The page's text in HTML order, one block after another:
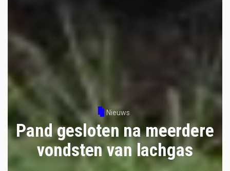
Nieuws
Pand gesloten na meerdere
vondsten van lachgas